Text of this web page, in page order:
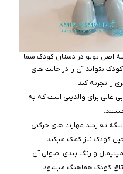
اصل تولو در دستان کودک شما
بتواند آن را در حالت‌ های
را تجربه کند.
عالی برای والدینی است که به
به رشد مهارت‌ های حرکتی
کودک نیز کمک میکند.
مینیمال و رنگ‌ بندی اصولی آن
کودک هماهنگ میشود.